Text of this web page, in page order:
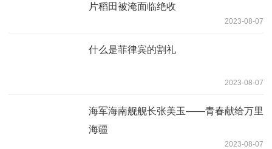
片稻田被淹面临绝收
2023-08-07
什么是菲律宾的割礼
2023-08-07
海军海南舰舰长张美玉——青春献给万里
海疆
2023-08-07